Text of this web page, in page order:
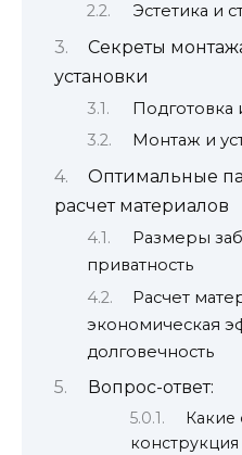
Эстетика и
Секреты
установки
Подготовка
Монтаж и
Оптимальные
расчет материалов
Размеры
приватность
Расчет
экономическая
долговечность
Вопрос-ответ:
Какие